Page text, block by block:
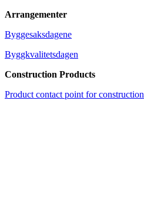
Arrangementer
Byggesaksdagene
Byggkvalitetsdagen
Construction Products
Product contact point for construction